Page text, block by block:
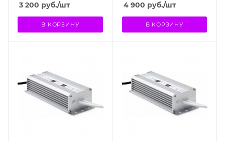
3 200 руб./шт
В КОРЗИНУ
4 900 руб./шт
В КОРЗИНУ